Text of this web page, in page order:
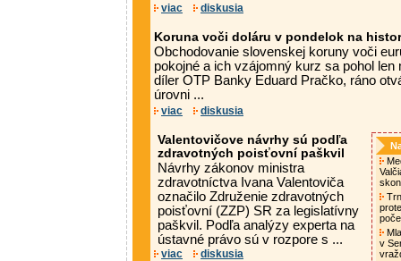
viac diskusia
Koruna voči doláru v pondelok na
Obchodovanie slovenskej koruny voči
pokojné a ich vzájomný kurz sa pohol len
díler OTP Banky Eduard Pračko, ráno
úrovni ...
viac diskusia
Valentovičove návrhy sú podľa
zdravotných poisťovní paškvil
Návrhy zákonov ministra
zdravotníctva Ivana Valentoviča
označilo Združenie zdravotných
poisťovní (ZZP) SR za legislatívny
paškvil. Podľa analýzy experta na
ústavné právo sú v rozpore s ...
viac diskusia
v